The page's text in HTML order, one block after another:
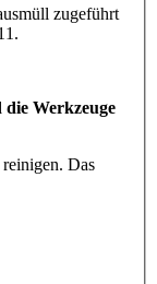
zugeführt
Werkzeuge
reinigen. Das